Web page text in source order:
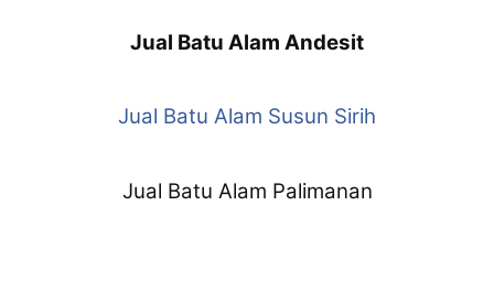
Jual Batu Alam Andesit
Jual Batu Alam Susun Sirih
Jual Batu Alam Palimanan